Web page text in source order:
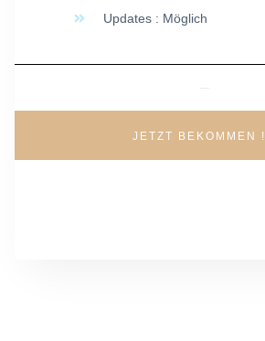
Updates : Möglich
JETZT BEKOMMEN !